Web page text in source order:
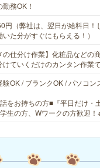
務OK！
円（弊社は、翌日が給料日！
た分がすぐにもらえる！）
の仕分け作業】化粧品などの
けていくだけのカンタン作業
験OK / ブランクOK / パソコン
をお持ちの方■『平日だけ・
生の方、Wワークの方歓迎